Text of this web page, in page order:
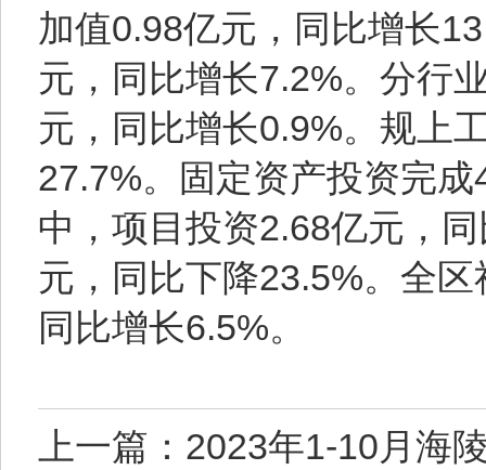
加值0.98亿元，同比增长
元，同比增长7.2%。分行
元，同比增长0.9%。规上
27.7%。固定资产投资完
中，项目投资2.68亿元，
元，同比下降23.5%。全
同比增长6.5%。
上一篇：2023年1-10月海